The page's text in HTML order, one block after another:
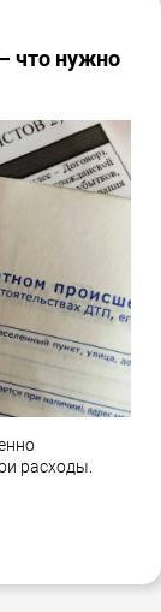
что нужно
расходы.